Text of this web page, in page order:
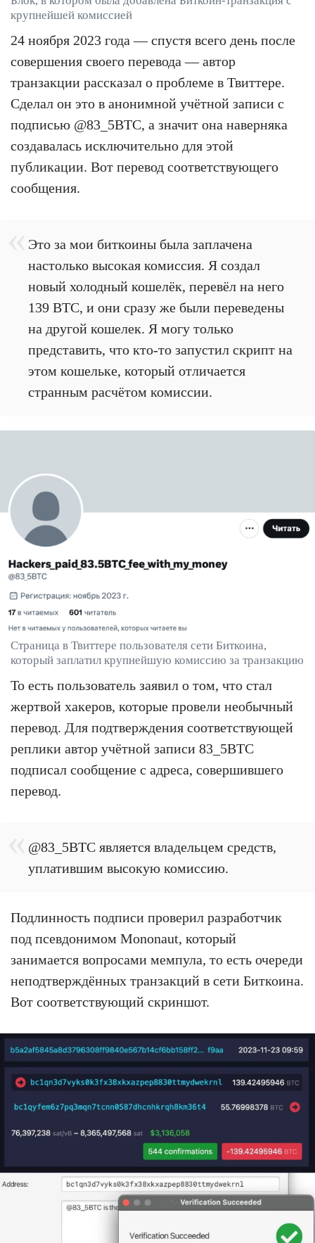
крупнейшей комиссией
24 ноября 2023 года — спустя всего день после
совершения своего перевода — автор
транзакции рассказал о проблеме в Твиттере.
Сделал он это в анонимной учётной записи с
подписью @83_5BTC, а значит она наверняка
создавалась исключительно для этой
публикации. Вот перевод соответствующего
сообщения.
Это за мои биткоины была заплачена
настолько высокая комиссия. Я создал
новый холодный кошелёк, перевёл на него
139 BTC, и они сразу же были переведены
на другой кошелек. Я могу только
представить, что кто-то запустил скрипт на
этом кошельке, который отличается
странным расчётом комиссии.
Страница в Твиттере пользователя сети Биткоина,
который заплатил крупнейшую комиссию за транзакцию
То есть пользователь заявил о том, что стал
жертвой хакеров, которые провели необычный
перевод. Для подтверждения соответствующей
реплики автор учётной записи 83_5BTC
подписал сообщение с адреса, совершившего
перевод.
@83_5BTC является владельцем средств,
уплатившим высокую комиссию.
Подлинность подписи проверил разработчик
под псевдонимом Mononaut, который
занимается вопросами мемпула, то есть очереди
неподтверждённых транзакций в сети Биткоина.
Вот соответствующий скриншот.